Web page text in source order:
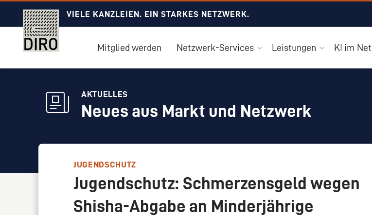
VIELE KANZLEIEN. EIN STARKES NETZWERK.
Mitglied werden Netzwerk-Services Leistungen KI im
AKTUELLES
Neues aus Markt und Netzwerk
JUGENDSCHUTZ
Jugendschutz: Schmerzensgeld wegen
Shisha-Abgabe an Minderjährige